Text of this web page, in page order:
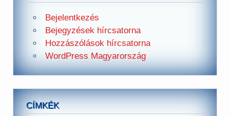
Bejelentkezés
Bejegyzések hírcsatorna
Hozzászólások hírcsatorna
WordPress Magyarország
CÍMKÉK